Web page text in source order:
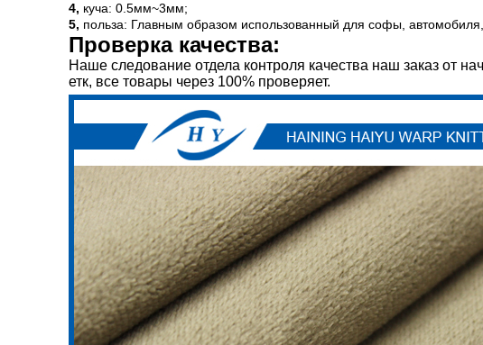
4, куча: 0.5мм~3мм;
5, польза: Главным образом использованный для софы,
Проверка качества:
Наше следование отдела контроля качества наш заказ от
етк, все товары через 100% проверяет.